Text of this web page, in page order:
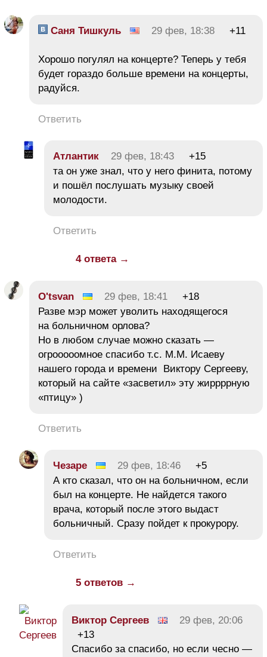
Саня Тишкуль 29 фев, 18:38 +11
Хорошо погулял на концерте? Теперь у тебя
будет гораздо больше времени на концерты,
радуйся.
Ответить
Атлантик 29 фев, 18:43
+15
та он уже знал, что у него финита, потому
и пошёл послушать музыку своей
молодости.
Ответить
4 ответа →
O'tsvan 29 фев, 18:41
+18
Разве мэр может уволить находящегося
на больничном орлова?
Но в любом случае можно сказать —
огрооооомное спасибо т.с. М.М. Исаеву
нашего города и времени Виктору Сергееву,
который на сайте «засветил» эту жиррррную
«птицу» )
Ответить
Чезаре 29 фев, 18:46
+5
А кто сказал, что он на больничном, если
был на концерте. Не найдется такого
врача, который после этого выдаст
больничный. Сразу пойдет к прокурору.
Ответить
5 ответов →
Виктор Сергеев
29 фев, 20:06
+13
Спасибо за спасибо, но если чесно —